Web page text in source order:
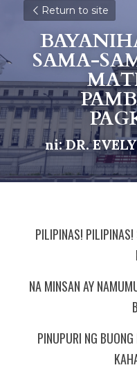
Return to site
SAMA-
ni: DR.
PILIPINAS! PILIPINAS!
NA MINSAN AY
PINUPURI NG